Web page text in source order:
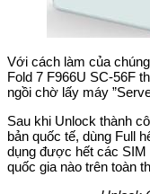
Với cách làm của
Fold 7 F966U SC-56F
ngồi chờ lấy máy
Sau khi Unlock thành
bản quốc tế, dùng Full
dụng được hết các
quốc gia nào trên toàn